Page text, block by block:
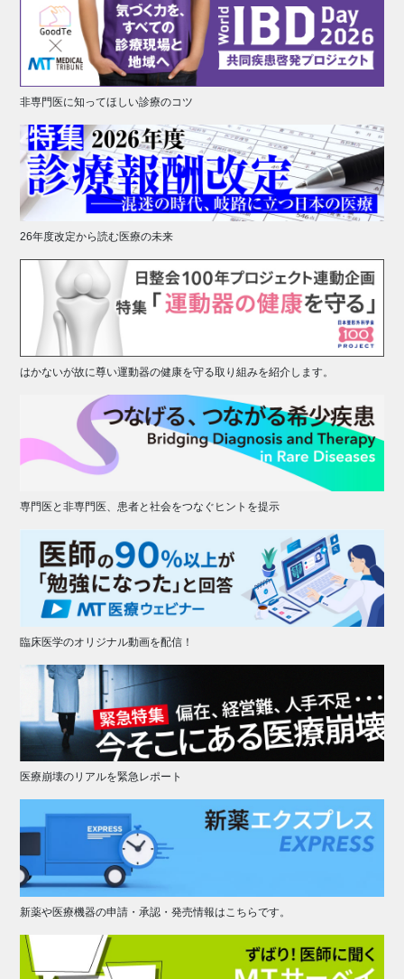
非専門医に知ってほしい診療のコツ
26年度改定から読む医療の未来
はかないが故に尊い運動器の健康を守る取り組みを紹介します。
専門医と非専門医、患者と社会をつなぐヒントを提示
臨床医学のオリジナル動画を配信！
医療崩壊のリアルを緊急レポート
新薬や医療機器の申請・承認・発売情報はこちらです。